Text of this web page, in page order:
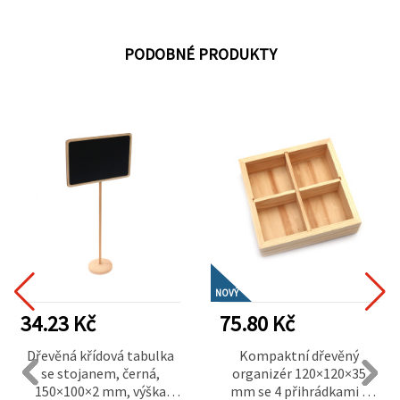
PODOBNÉ PRODUKTY
34.23 Kč
Dřevěná křídová tabulka
se stojanem, černá,
150×100×2 mm, výška
NOVÝ
75.80 Kč
Kompaktní dřevěný
organizér 120×120×35
mm se 4 přihrádkami –